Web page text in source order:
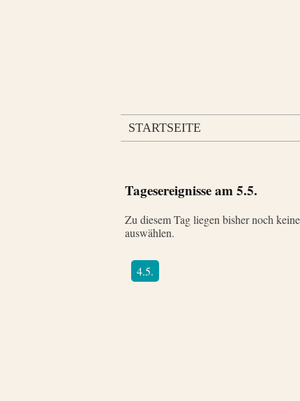
STARTSEITE
Tagesereignisse am5.5.
Zu diesem Tag liegen bisher noch
auswählen.
4.5.